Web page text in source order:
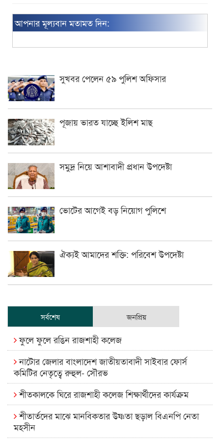
আপনার মূল্যবান মতামত দিন:
সুখবর পেলেন ৫৯ পুলিশ অফিসার
পূজায় ভারত যাচ্ছে ইলিশ মাছ
সমুদ্র নিয়ে আশাবাদী প্রধান উপদেষ্টা
ভোটের আগেই বড় নিয়োগ পুলিশে
ঐক্যই আমাদের শক্তি: পরিবেশ উপদেষ্টা
সর্বশেষ জনপ্রিয়
ফুলে ফুলে রঙিন রাজশাহী কলেজ
নাটোর জেলার বাংলাদেশ জাতীয়তাবাদী সাইবার ফোর্স
কমিটির নেতৃত্বে রুহুল- সৌরভ
শীতকালকে ঘিরে রাজশাহী কলেজ শিক্ষার্থীদের কার্যক্রম
শীতার্তদের মাঝে মানবিকতার উষ্ণতা ছড়াল বিএনপি নেতা
মহসীন